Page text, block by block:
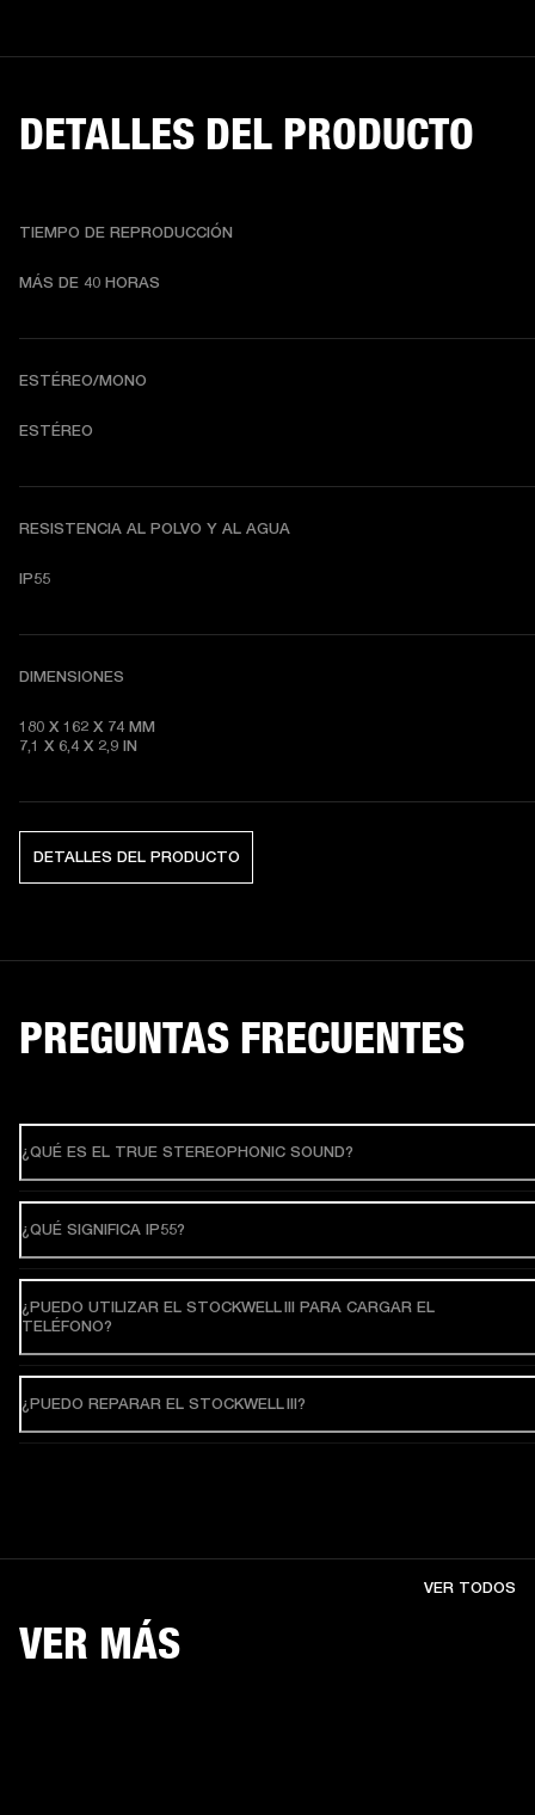
DETALLES DEL PRODUCTO
TIEMPO DE REPRODUCCIÓN
MÁS DE 40 HORAS
ESTÉREO/MONO
ESTÉREO
RESISTENCIA AL POLVO Y AL AGUA
IP55
DIMENSIONES
180 X 162 X 74
7,1 X 6,4 X 2,9 IN
DETALLES DEL PRODUCTO
PREGUNTAS FRECUENTES
¿QUÉ ES EL TRUE STEREOPHONIC SOUND?
¿QUÉ SIGNIFICA IP55?
¿PUEDO UTILIZAR EL STOCKWELL III PARA CARGAR EL
TELÉFONO?
¿PUEDO REPARAR EL STOCKWELL III?
VER MÁS
VER TODOS